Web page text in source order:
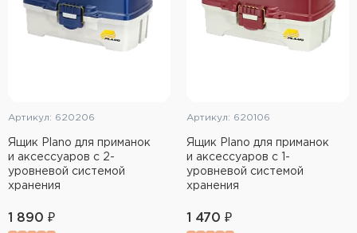
Артикул: 620206
Ящик Plano для приманок
и аксессуаров с 2-
уровневой системой
хранения
1 890 ₽
Артикул: 620106
Ящик Plano для приманок
и аксессуаров с 1-
уровневой системой
хранения
1 470 ₽